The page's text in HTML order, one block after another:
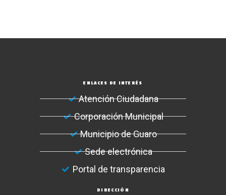
ENLACES DE INTERÉS
Atención Ciudadana
Corporación Municipal
Municipio de Guaro
Sede electrónica
Portal de transparencia
DIRECCIÓN